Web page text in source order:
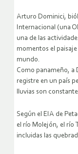
Arturo Dominici,
Internacional (una
una de las
momentos el
mundo.
Como panameño, a
registre en un país
lluvias son
Según el EIA de
el río Molejón, el río
incluidas las